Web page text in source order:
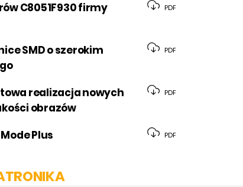
C8051F930 firmy
PDF
SMD o szerokim
PDF
realizacja nowych
obrazów
PDF
Plus PDF